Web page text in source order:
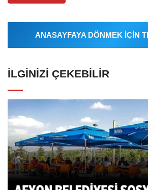
ANASAYFAYA DÖNMEK İÇİN
İLGINIZI ÇEKEBILIR